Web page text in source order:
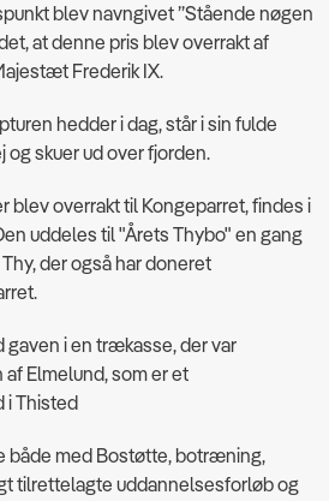
blev navngivet ”Stående nøgen
at denne pris blev overrakt af
Frederik IX.
hedder i dag, står i sin fulde
og skuer ud over fjorden.
blev overrakt til Kongeparret, findes i
uddeles til "Årets Thybo" en gang
der også har doneret
i en trækasse, der var
Elmelund, som er et
i Thisted
både med Bostøtte, botræning,
tilrettelagte uddannelsesforløb og